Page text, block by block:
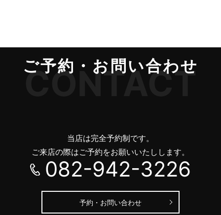
ご予約・お問い合わせ
CONTACT
当店は完全予約制です。
ご来店の際はご予約をお願いいたしします。
082-942-3226
予約・お問い合わせ